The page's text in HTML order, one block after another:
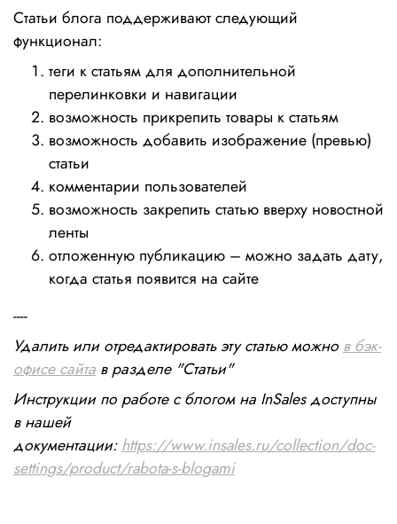
Статьи блога поддерживают следующий
функционал:
теги к статьям для дополнительной
перелинковки и навигации
возможность прикрепить товары к статьям
возможность добавить изображение (превью)
статьи
комментарии пользователей
возможность закрепить статью вверху новостной
ленты
отложенную публикацию – можно задать дату,
когда статья появится на сайте
----
Удалить или отредактировать эту статью можнов бэк-
офисе сайта в разделе "Статьи"
Инструкции по работе с блогом на InSales доступны
в нашей
документации:https://www.insales.ru/collection/doc-
settings/product/rabota-s-blogami